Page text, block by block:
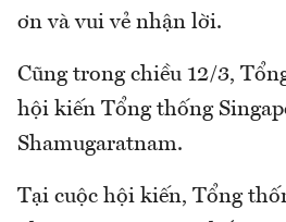
ơn và vui vẻ nhận lời.
Cũng trong chiều 12/3,
hội kiến Tổng thống
Shamugaratnam.
Tại cuộc hội kiến, Tổng